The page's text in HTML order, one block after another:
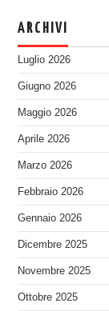
ARCHIVI
Luglio 2026
Giugno 2026
Maggio 2026
Aprile 2026
Marzo 2026
Febbraio 2026
Gennaio 2026
Dicembre 2025
Novembre 2025
Ottobre 2025